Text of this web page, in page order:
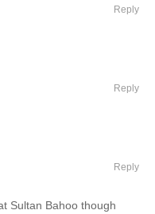
Reply
Reply
Sultan Bahoo though
Reply